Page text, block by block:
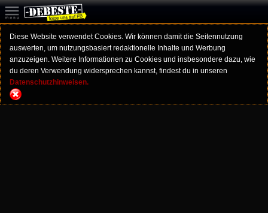
Diese Website verwendet Cookies. Wir können damit die Seitennutzung
auswerten, um nutzungsbasiert redaktionelle Inhalte und Werbung
anzuzeigen. Weitere Informationen zu Cookies und insbesondere dazu, wie
du deren Verwendung widersprechen kannst, findest du in unseren
Datenschutzhinweisen.